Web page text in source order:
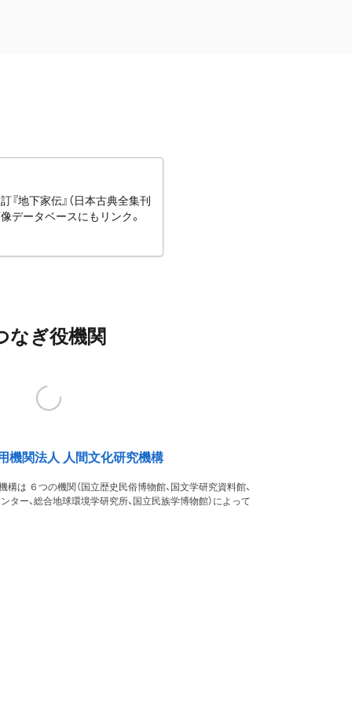
地下家伝』（日本古典全集刊
データベースにもリンク。
なぎ役機関
機関法人 人間文化研究機構
は ６つの機関（国立歴史民俗博物館、国文学研究資料館、
ター、総合地球環境学研究所、国立民族学博物館）によって